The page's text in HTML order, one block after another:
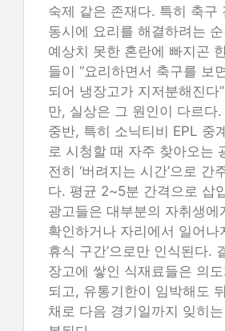
숙제 같은 존재다. 특히 축구
동시에 요리를 해결하려는
예상치 못한 혼란에 빠지곤
들이 “요리하면서 축구를 보
되어 냉장고가 지저분해진다
만, 실상은 그 원인이 다르다.
중반, 특히 소닉티비 EPL 중
로 시청할 때 자주 찾아오는
전히 ‘버려지는 시간’으로 간
다. 평균 2~5분 간격으로 삽
광고들은 대부분의 자취생에
확인하거나 자리에서 일어나
휴식 구간’으로만 인식된다.
장고에 쌓인 식재료들은 의
되고, 유통기한이 임박해도
채로 다음 경기일까지 잊히